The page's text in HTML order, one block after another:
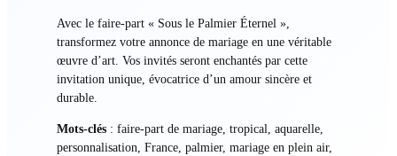
Avec le faire-part « Sous le Palmier Éternel »,
transformez votre annonce de mariage en une véritable
œuvre d’art. Vos invités seront enchantés par cette
invitation unique, évocatrice d’un amour sincère et
durable.
Mots-clés: faire-part de mariage, tropical, aquarelle,
personnalisation, France, palmier, mariage en plein air,